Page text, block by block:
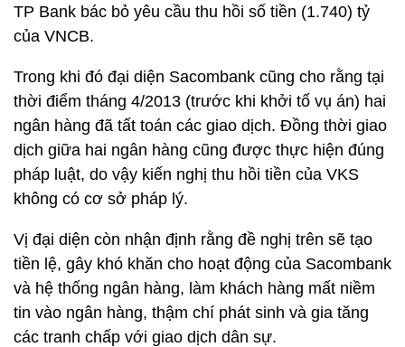
TP Bank bác bỏ yêu cầu thu hồi số tiền (1.740) tỷ
của VNCB.
Trong khi đó đại diện Sacombank cũng cho rằng tại
thời điểm tháng 4/2013 (trước khi khởi tố vụ án) hai
ngân hàng đã tất toán các giao dịch. Đồng thời giao
dịch giữa hai ngân hàng cũng được thực hiện đúng
pháp luật, do vậy kiến nghị thu hồi tiền của VKS
không có cơ sở pháp lý.
Vị đại diện còn nhận định rằng đề nghị trên sẽ tạo
tiền lệ, gây khó khăn cho hoạt động của Sacombank
và hệ thống ngân hàng, làm khách hàng mất niềm
tin vào ngân hàng, thậm chí phát sinh và gia tăng
các tranh chấp với giao dịch dân sự.